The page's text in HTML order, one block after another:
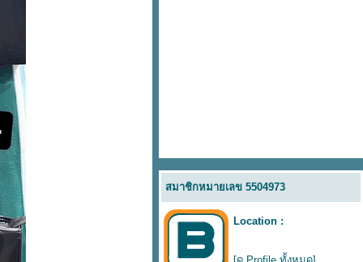
สมาชิกหมายเลข 5504973
Location :